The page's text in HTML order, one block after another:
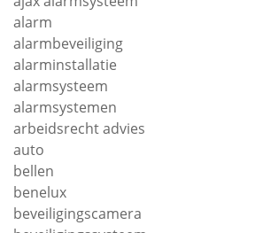
alarm
alarmbeveiliging
alarminstallatie
alarmsysteem
alarmsystemen
arbeidsrecht advies
auto
bellen
benelux
beveiligingscamera